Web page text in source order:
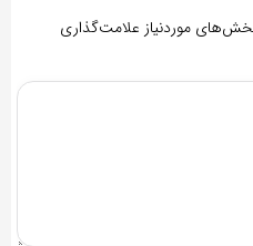
موردنیاز علامت‌گذاری